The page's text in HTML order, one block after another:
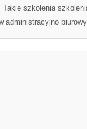
szkolenia
administracyjno